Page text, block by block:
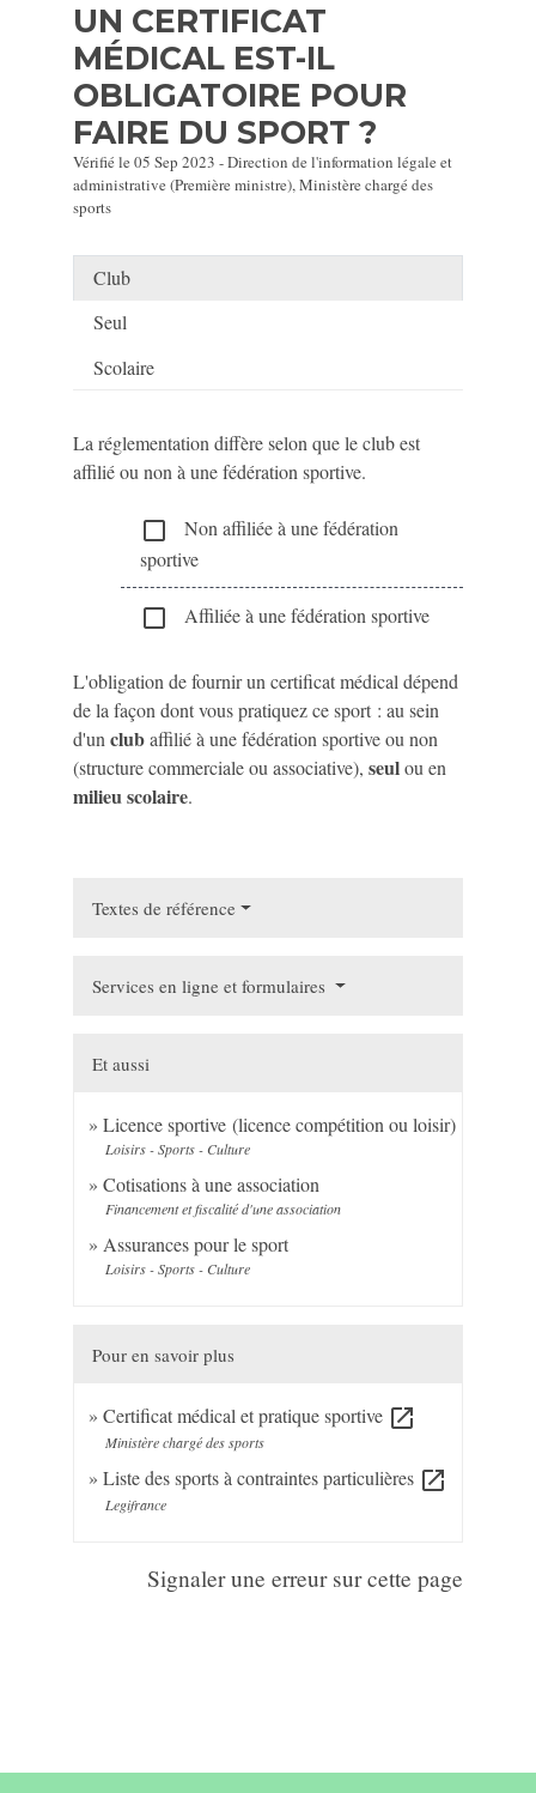
UN CERTIFICAT
MÉDICAL EST-IL
OBLIGATOIRE POUR
FAIRE DU SPORT ?
Vérifié le 05 Sep 2023 - Direction de l'information légale et
administrative (Première ministre), Ministère chargé des
sports
Club
Seul
Scolaire
La réglementation diffère selon que le club est
affilié ou non à une fédération sportive.
check_box_outline_blank
Non affiliée à une fédération
sportive
check_box_outline_blank Affiliée à une fédération sportive
L'obligation de fournir un certificat médical dépend
de la façon dont vous pratiquez ce sport : au sein
d'unclubaffilié à une fédération sportive ou non
(structure commerciale ou associative),seulou en
milieu scolaire.
Textes de référence
Services en ligne et formulaires
Et aussi
Licence sportive (licence compétition ou loisir)
Loisirs - Sports - Culture
Cotisations à une association
Financement et fiscalité d'une association
Assurances pour le sport
Loisirs - Sports - Culture
Pour en savoir plus
Certificat médical et pratique sportive open_in_new
Ministère chargé des sports
Liste des sports à contraintes particulières open_in_new
Legifrance
Signaler une erreur sur cette page